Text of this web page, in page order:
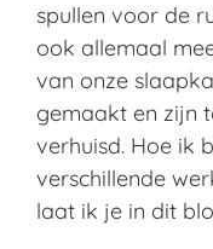
spullen voor de
ook allemaal
van onze
gemaakt en zijn
verhuisd. Hoe ik
verschillende
laat ik je in dit